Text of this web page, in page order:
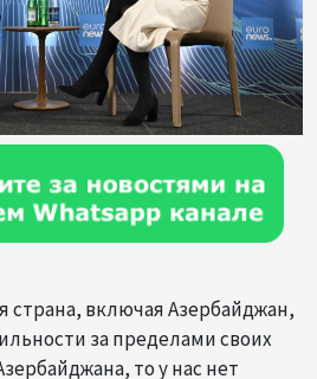
страна, включая Азербайджан,
за пределами своих
то у нас нет